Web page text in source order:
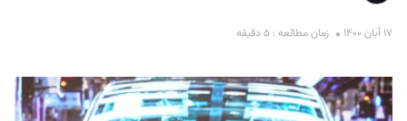
۱۷ آبان ۱۴۰۰ زمان مطالعه : ۵ دقیقه